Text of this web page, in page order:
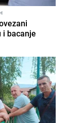
i bacanje